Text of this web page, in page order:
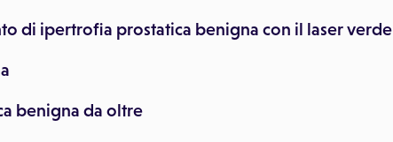
di ipertrofia prostatica benigna con il laser verde
benigna da oltre